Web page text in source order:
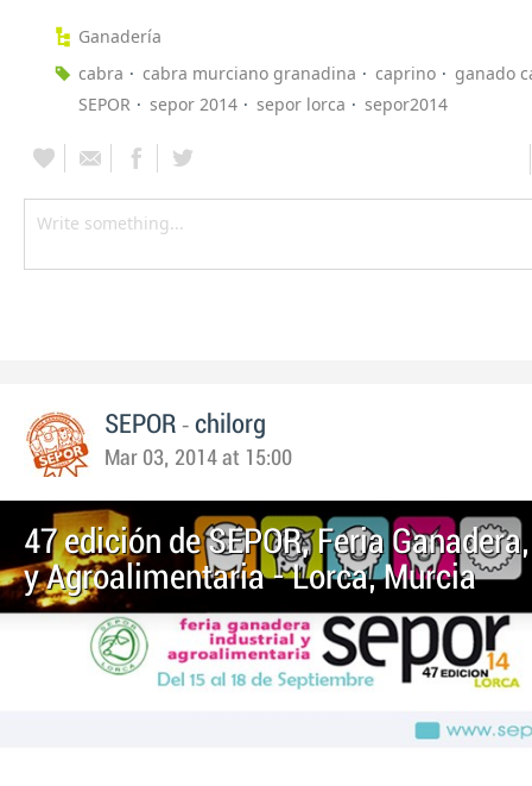
Ganadería
cabra
cabra murciano granadina caprino
ganado
SEPOR
sepor 2014 sepor lorca sepor2014
SEPOR - chilorg
Mar 03, 2014 at 15:00
47 edición de SEPOR, Feria
y Agroalimentaria - Lorca, Murcia